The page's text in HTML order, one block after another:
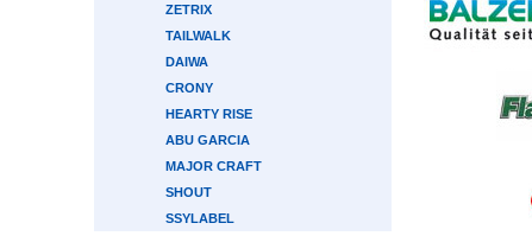
ZETRIX
TAILWALK
DAIWA
CRONY
HEARTY RISE
ABU GARCIA
MAJOR CRAFT
SHOUT
SSYLABEL